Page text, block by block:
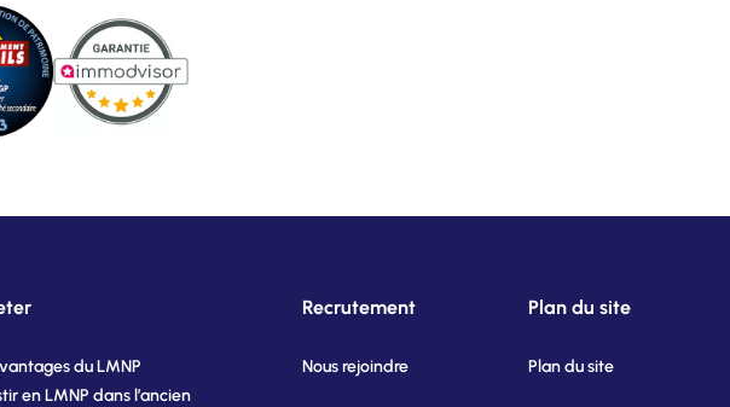
du LMNP
en LMNP dans l’ancien
Recrutement
Nous rejoindre
Plan du site
Plan du site